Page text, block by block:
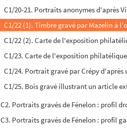
C1/20-21. Portraits anonymes d'après
C1/22 (1). Timbre gravé par Mazelin à
C1/22 (2). Carte de l'exposition
C1/23. Carte de l'exposition
C1/24. Portrait gravé par Crépy
C1/25. Bois gravé illustrant un article
C2. Portraits gravés de Fénelon : profil
C3. Portraits gravés de Fénelon : profil